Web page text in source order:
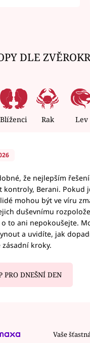
DLE
Blíženci Rak Lev
že nejlepším
kontroly, Berani. Pokud
mohou být ve víru
duševnímu
o to ani nepokoušejte.
a uvidíte, jak
kroky.
PRO DNEŠNÍ DEN
Vaše